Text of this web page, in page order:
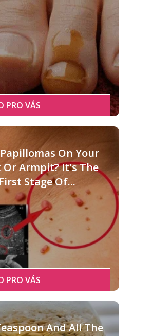
On Your
Or Armpit? It's The
First Stage Of...
And All The